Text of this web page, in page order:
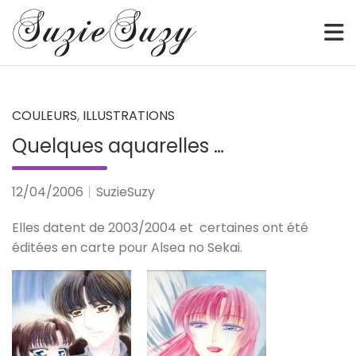
content
SuzieSuzy
Sketch • Watercolor • Illustration • Webcomic • Digital
COULEURS, ILLUSTRATIONS
Quelques aquarelles …
12/04/2006
SuzieSuzy
Elles datent de 2003/2004 et certaines ont été
éditées en carte pour Alsea no Sekai.